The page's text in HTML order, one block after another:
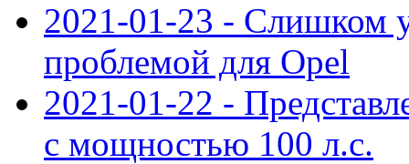
2021-01-23 - Слишком
проблемой для Opel
2021-01-22 -
с мощностью 100 л.с.